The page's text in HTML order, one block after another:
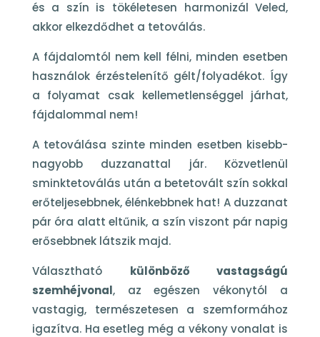
és a szín is tökéletesen harmonizál Veled,
akkor elkezdődhet a tetoválás.
A fájdalomtól nem kell félni, minden esetben
használok érzéstelenítő gélt/folyadékot. Így
a folyamat csak kellemetlenséggel járhat,
fájdalommal nem!
A tetoválása szinte minden esetben kisebb-
nagyobb duzzanattal jár. Közvetlenül
sminktetoválás után a betetovált szín sokkal
erőteljesebbnek, élénkebbnek hat! A duzzanat
pár óra alatt eltűnik, a szín viszont pár napig
erősebbnek látszik majd.
Választható különböző vastagságú
szemhéjvonal, az egészen vékonytól a
vastagig, természetesen a szemformához
igazítva. Ha esetleg még a vékony vonalat is